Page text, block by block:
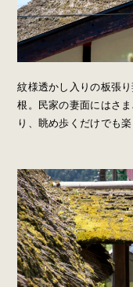
紋様透かし入りの板張
根。民家の妻面にはさ
り、眺め歩くだけでも楽